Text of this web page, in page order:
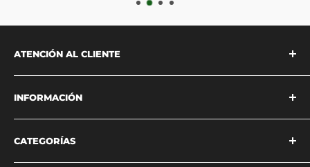
ATENCIÓN AL CLIENTE
Estamos disponibles para atenderte
víaWhatsApp
contacto.
Horarios de atención:
INFORMACIÓN
¿Quiénes somos?
Contacto
CATEGORÍAS